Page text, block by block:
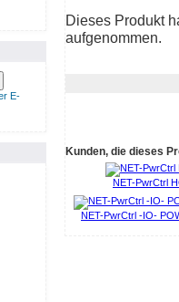
E-
Dieses Produkt
aufgenommen.
Kunden, die dieses
NET-PwrCtrl
NET-PwrCtrl -IO-